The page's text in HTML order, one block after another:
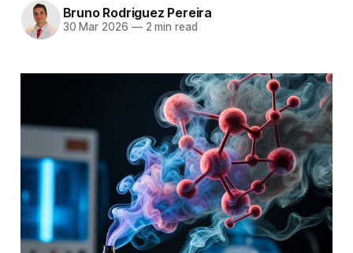
Bruno Rodriguez Pereira
30 Mar 2026 —2 min read